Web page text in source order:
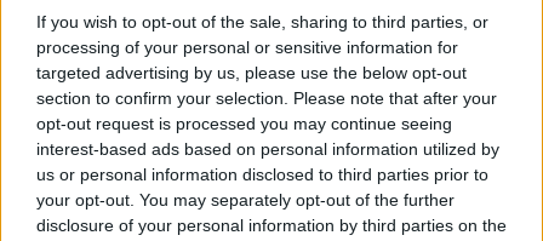
If you wish to opt-out of the sale, sharing to third parties, or
processing of your personal or sensitive information for
targeted advertising by us, please use the below opt-out
section to confirm your selection. Please note that after your
opt-out request is processed you may continue seeing
interest-based ads based on personal information utilized by
us or personal information disclosed to third parties prior to
your opt-out. You may separately opt-out of the further
disclosure of your personal information by third parties on the
Inviaci le tue segnalazioni,
i tuoi video e le tue foto
Su WhatsApp al numero +39
345 356 7512